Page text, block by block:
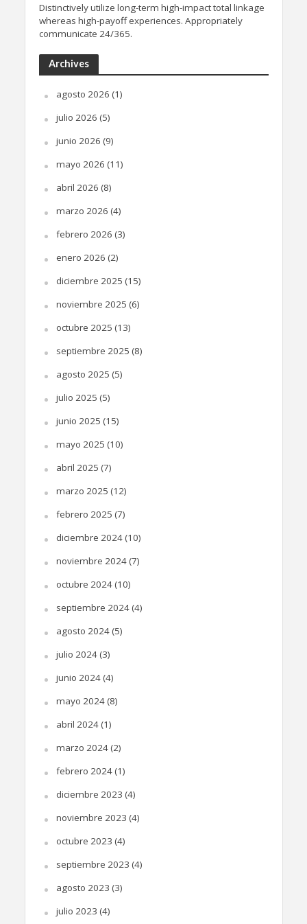
Distinctively utilize long-term high-impact total linkage
whereas high-payoff experiences. Appropriately
communicate 24/365.
Archives
agosto 2026 (1)
julio 2026 (5)
junio 2026 (9)
mayo 2026 (11)
abril 2026 (8)
marzo 2026 (4)
febrero 2026 (3)
enero 2026 (2)
diciembre 2025 (15)
noviembre 2025 (6)
octubre 2025 (13)
septiembre 2025 (8)
agosto 2025 (5)
julio 2025 (5)
junio 2025 (15)
mayo 2025 (10)
abril 2025 (7)
marzo 2025 (12)
febrero 2025 (7)
diciembre 2024(10)
noviembre 2024(7)
octubre 2024(10)
septiembre 2024(4)
agosto 2024(5)
julio 2024(3)
junio 2024(4)
mayo 2024(8)
abril 2024(1)
marzo 2024(2)
febrero 2024(1)
diciembre 2023 (4)
noviembre 2023 (4)
octubre 2023 (4)
septiembre 2023 (4)
agosto 2023 (3)
julio 2023 (4)